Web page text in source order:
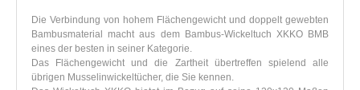
Die Verbindung von hohem Flächengewicht und doppelt gewebten
Bambusmaterial macht aus dem Bambus-Wickeltuch XKKO BMB
eines der besten in seiner Kategorie.
Das Flächengewicht und die Zartheit übertreffen spielend alle
übrigen Musselinwickeltücher, die Sie kennen.